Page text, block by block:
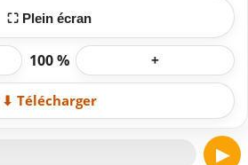
⛶ Plein écran
100 % +
⬇ Télécharger
▶